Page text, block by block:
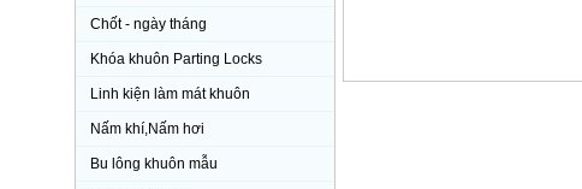
Chốt - ngày tháng
Khóa khuôn Parting Locks
Linh kiện làm mát khuôn
Nấm khí,Nấm hơi
Bu lông khuôn mẫu